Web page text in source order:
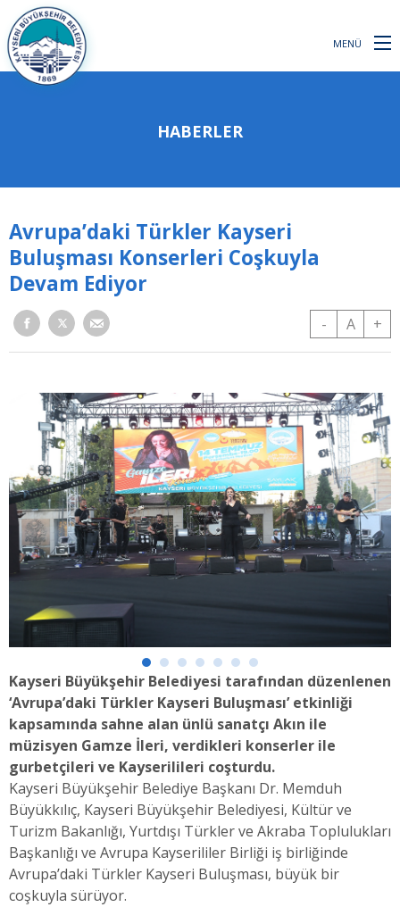
MENÜ
HABERLER
Avrupa’daki Türkler Kayseri
Buluşması Konserleri Coşkuyla
Devam Ediyor
- A +
Kayseri Büyükşehir Belediyesi tarafından düzenlenen
‘Avrupa’daki Türkler Kayseri Buluşması’ etkinliği
kapsamında sahne alan ünlü sanatçı Akın ile
müzisyen Gamze İleri, verdikleri konserler ile
gurbetçileri ve Kayserilileri coşturdu.
Kayseri Büyükşehir Belediye Başkanı Dr. Memduh
Büyükkılıç, Kayseri Büyükşehir Belediyesi, Kültür ve
Turizm Bakanlığı, Yurtdışı Türkler ve Akraba Toplulukları
Başkanlığı ve Avrupa Kayserililer Birliği iş birliğinde
Avrupa’daki Türkler Kayseri Buluşması, büyük bir
coşkuyla sürüyor.